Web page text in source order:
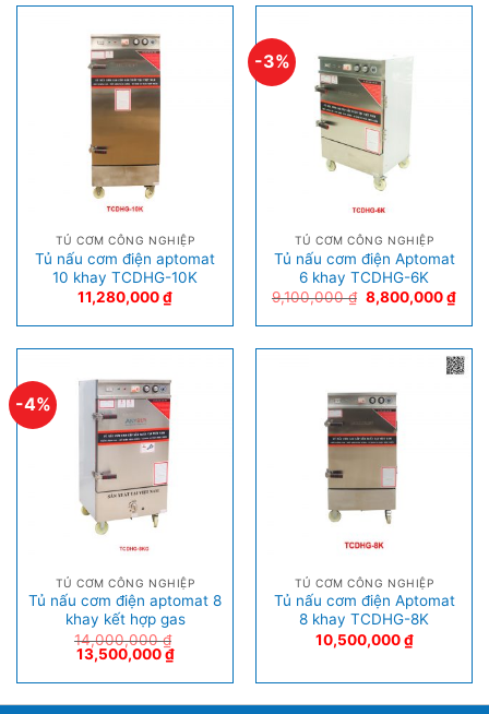
TỦ CƠM CÔNG NGHIỆP
Tủ nấu cơm điện aptomat
10 khay TCDHG-10K
11,280,000₫
-3%
TỦ CƠM CÔNG NGHIỆP
Tủ nấu cơm điện Aptomat
6 khay TCDHG-6K
9,100,000₫ 8,800,000₫
-4%
TỦ CƠM CÔNG NGHIỆP
Tủ nấu cơm điện aptomat 8
khay kết hợp gas
14,000,000₫
13,500,000₫
TỦ CƠM CÔNG NGHIỆP
Tủ nấu cơm điện Aptomat
8 khay TCDHG-8K
10,500,000₫